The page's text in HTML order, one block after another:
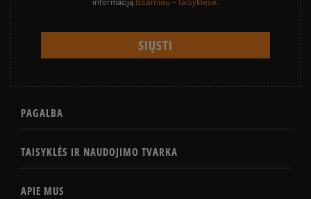
PAGALBA
TAISYKLĖS IR NAUDOJIMO TVARKA
APIE MUS